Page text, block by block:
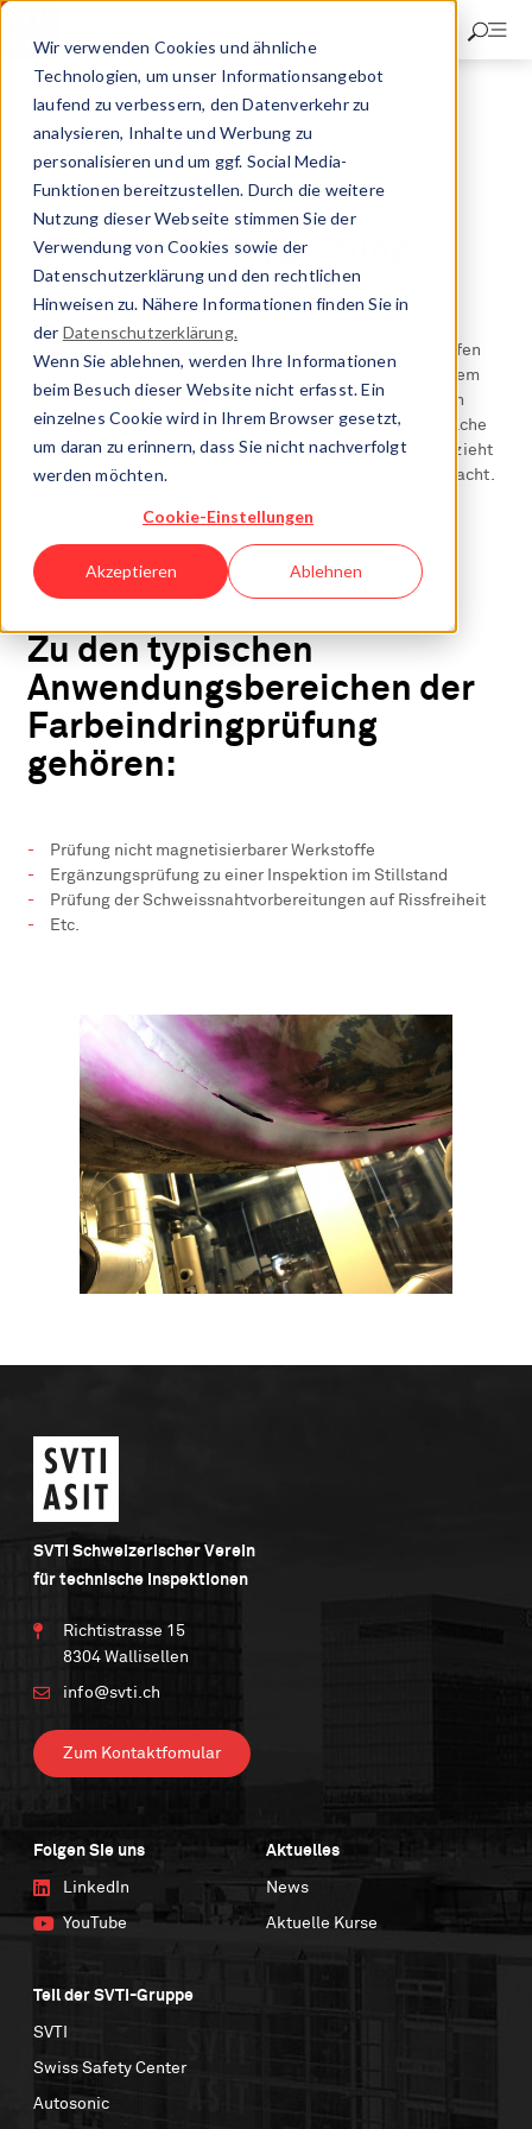
Wir verwenden Cookies und ähnliche
Technologien, um unser Informationsangebot
laufend zu verbessern, den Datenverkehr zu
analysieren, Inhalte und Werbung zu
personalisieren und um ggf. Social Media-
Funktionen bereitzustellen. Durch die weitere
Nutzung dieser Webseite stimmen Sie der
Verwendung von Cookies sowie der
Datenschutzerklärung und den rechtlichen
Hinweisen zu. Nähere Informationen finden Sie in
der Datenschutzerklärung.
Wenn Sie ablehnen, werden Ihre Informationen
beim Besuch dieser Website nicht erfasst. Ein
einzelnes Cookie wird in Ihrem Browser gesetzt,
um daran zu erinnern, dass Sie nicht nachverfolgt
werden möchten.
Cookie-Einstellungen
Akzeptieren Ablehnen
Direkt
Kesselinspektorat
Aufgaben & Tätigkeiten
PT: Farbeindringprüfung
Bei der Farbeindringprüfung wird ein Eindringmittel
(Penetrant) auf das Prüfstück aufgetragen, welches in
Materialtrennungen eindringt, die zur Oberfläche hin offen
sind. Das überschüssige Eindringmittel wird mittels einem
Zwischenreiniger von der Prüffläche entfernt. Im letzten
Schritt wird eine entwickelnde Person aufgesprüht, welche
das Eindringmittel aus den Materialtrennungen herauszieht
und als vergrösserte Fehleranzeige deutlich sichtbar macht.
Oberflächenprüfverfahren.
Zu den typischen
Anwendungsbereichen der
Farbeindringprüfung
gehören:
Prüfung nicht magnetisierbarer Werkstoffe
Ergänzungsprüfung zu einer Inspektion im Stillstand
Prüfung der Schweissnahtvorbereitungen auf Rissfreiheit
Etc.
SVTI Schweizerischer Verein
für technische Inspektionen
Richtistrasse 15
8304 Wallisellen
info@svti.ch
Zum Kontaktfomular
Folgen Sie uns
LinkedIn
YouTube
Teil der SVTI-Gruppe
SVTI
Swiss Safety Center
Autosonic
Aktuelles
News
Aktuelle Kurse